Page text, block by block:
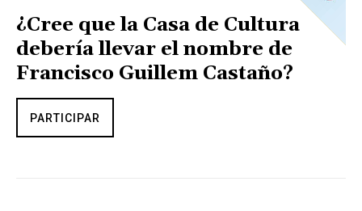
¿Cree que la Casa de Cultura
debería llevar el nombre de
Francisco Guillem Castaño?
PARTICIPAR